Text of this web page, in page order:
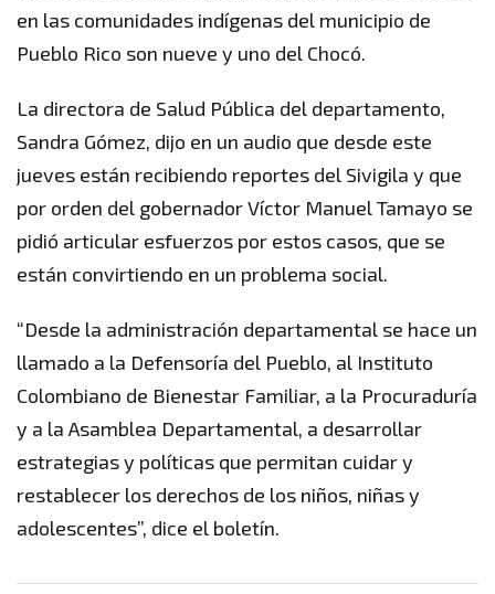
en las comunidades indígenas del municipio de
Pueblo Rico son nueve y uno del Chocó.
La directora de Salud Pública del departamento,
Sandra Gómez, dijo en un audio que desde este
jueves están recibiendo reportes del Sivigila y que
por orden del gobernador Víctor Manuel Tamayo se
pidió articular esfuerzos por estos casos, que se
están convirtiendo en un problema social.
“Desde la administración departamental se hace un
llamado a la Defensoría del Pueblo, al Instituto
Colombiano de Bienestar Familiar, a la Procuraduría
y a la Asamblea Departamental, a desarrollar
estrategias y políticas que permitan cuidar y
restablecer los derechos de los niños, niñas y
adolescentes”, dice el boletín.